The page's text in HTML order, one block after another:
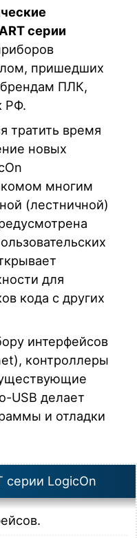
суммарно не более
(прав. шина),
для подкл. HMI
USB
Загрузка…
суммарно не более
(прав. шина),
для подкл. HMI
USB, RTC
серии
пришедших
ПЛК,
РФ.
тратить время
новых
многим
(лестничной)
для
кода с других
интерфейсов
контроллеры
USB делает
и отладки
серии LogicOn